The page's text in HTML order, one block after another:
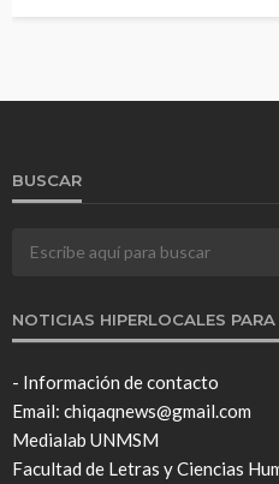
BUSCAR
NOTICIAS HIPERLOCALES
- Información de contacto
Email: chiqaqnews@gmail.com
Medialab UNMSM
Facultad de Letras y Ciencias